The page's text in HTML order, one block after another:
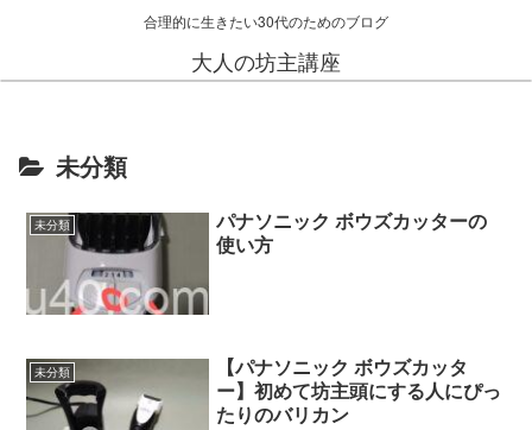
合理的に生きたい30代のためのブログ
大人の坊主講座
未分類
未分類
パナソニック ボウズカッターの
使い方
未分類
【パナソニック ボウズカッタ
ー】初めて坊主頭にする人にぴっ
たりのバリカン